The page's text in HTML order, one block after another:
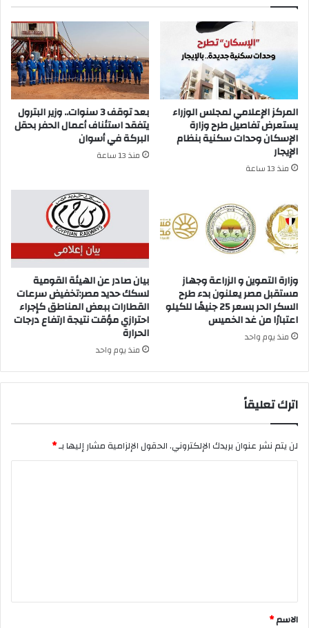
المركز الإعلامي لمجلس الوزراء
يستعرض تفاصيل طرح وزارة
الإسكان وحدات سكنية بنظام
الإيجار
منذ 13 ساعة
بعد توقف 3 سنوات.. وزير البترول
يتفقد استئناف أعمال الحفر بحقل
البركة في أسوان
منذ 13 ساعة
وزارة التموين و الزراعة وجهاز
مستقبل مصر يعلنون بدء طرح
السكر الحر بسعر 25 جنيهًا للكيلو
اعتبارًا من غد الخميس
منذ يوم واحد
بيان صادر عن الهيئة القومية
لسكك حديد مصر:تخفيض سرعات
القطارات ببعض المناطق كإجراء
احترازي مؤقت نتيجة ارتفاع درجات
الحرارة
منذ يوم واحد
اترك تعليقاً
لن يتم نشر عنوان بريدك الإلكتروني.الحقول الإلزامية مشار إليها بـ*
*
الاسم*